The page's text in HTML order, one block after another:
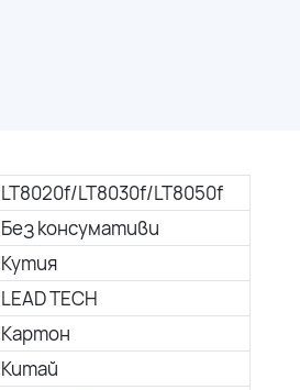
LT8020f/LT8030f/LT8050f
Без консумативи
Кутия
LEAD TECH
Картон
Китай